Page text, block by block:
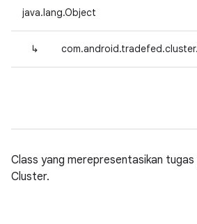
java.lang.Object
↳
Class yang merepresentasikan tugas
Cluster.